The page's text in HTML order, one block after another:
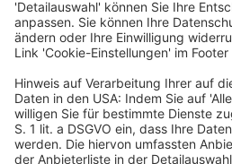
Arbeitnehmer mit
Entwicklung
Veröffentlicht am 5. Juni 2023 kw
BAG, Urteil vom 23.11.2022 – 7
Berufung muss der im ersten
Anspruch wenigstens teilweise